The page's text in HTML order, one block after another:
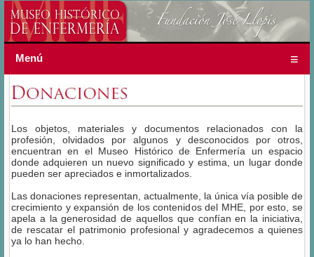
Menú
Los objetos, materiales y documentos relacionados con la
profesión, olvidados por algunos y desconocidos por otros,
encuentran en el Museo Histórico de Enfermería un espacio
donde adquieren un nuevo significado y estima, un lugar donde
pueden ser apreciados e inmortalizados.
Las donaciones representan, actualmente, la única vía posible de
crecimiento y expansión de los contenidos del MHE, por esto, se
apela a la generosidad de aquellos que confían en la iniciativa,
de rescatar el patrimonio profesional y agradecemos a quienes
ya lo han hecho.